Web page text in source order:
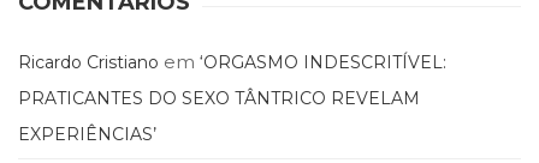
PNL
Neurolingüística)
(41)
Psicodrama
Ricardo Cristiano em ‘ORGASMO INDESCRITÍVEL:
PRATICANTES DO SEXO TÂNTRICO REVELAM
EXPERIÊNCIAS’